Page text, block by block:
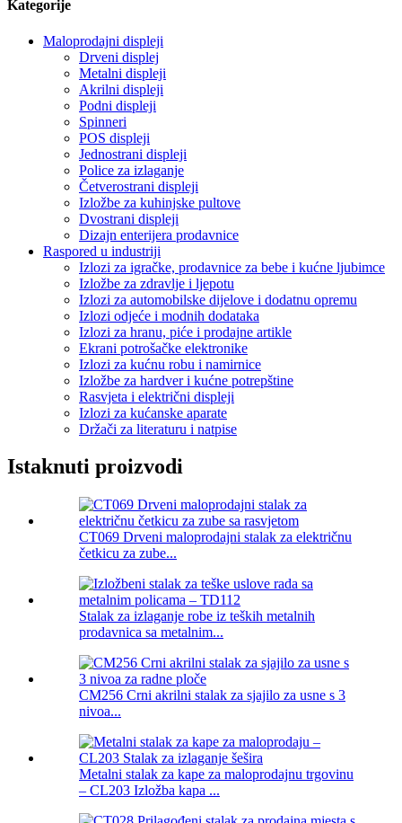
Kategorije
Maloprodajni displeji
Drveni displej
Metalni displeji
Akrilni displeji
Podni displeji
Spinneri
POS displeji
Jednostrani displeji
Police za izlaganje
Četverostrani displeji
Izložbe za kuhinjske pultove
Dvostrani displeji
Dizajn enterijera prodavnice
Raspored u industriji
Izlozi za igračke, prodavnice za bebe i kućne ljubimce
Izložbe za zdravlje i ljepotu
Izlozi za automobilske dijelove i dodatnu opremu
Izlozi odjeće i modnih dodataka
Izlozi za hranu, piće i prodajne artikle
Ekrani potrošačke elektronike
Izlozi za kućnu robu i namirnice
Izložbe za hardver i kućne potrepštine
Rasvjeta i električni displeji
Izlozi za kućanske aparate
Držači za literaturu i natpise
Istaknuti proizvodi
CT069 Drveni maloprodajni stalak za električnu
četkicu za zube...
Stalak za izlaganje robe iz teških metalnih
prodavnica sa metalnim...
CM256 Crni akrilni stalak za sjajilo za usne s 3
nivoa...
Metalni stalak za kape za maloprodajnu trgovinu
– CL203 Izložba kapa ...